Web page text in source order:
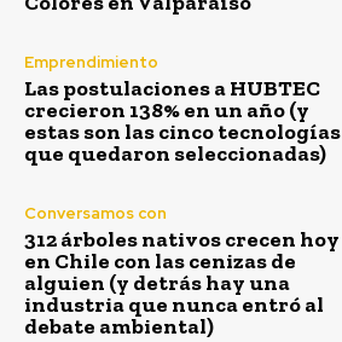
Emprendimiento
Las postulaciones a HUBTEC
crecieron 138% en un año (y
estas son las cinco tecnologías
que quedaron seleccionadas)
Conversamos con
312 árboles nativos crecen hoy
en Chile con las cenizas de
alguien (y detrás hay una
industria que nunca entró al
debate ambiental)